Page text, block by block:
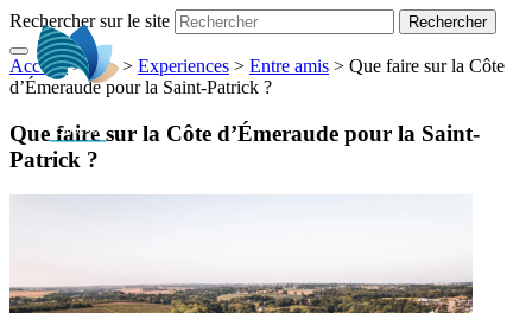
Rechercher sur le site
Accueil> ... >> Experiences > Entre amis > Que faire sur la Côte
d’Émeraude pour la Saint-Patrick ?
Que faire sur la Côte d’Émeraude pour la Saint-
Patrick ?